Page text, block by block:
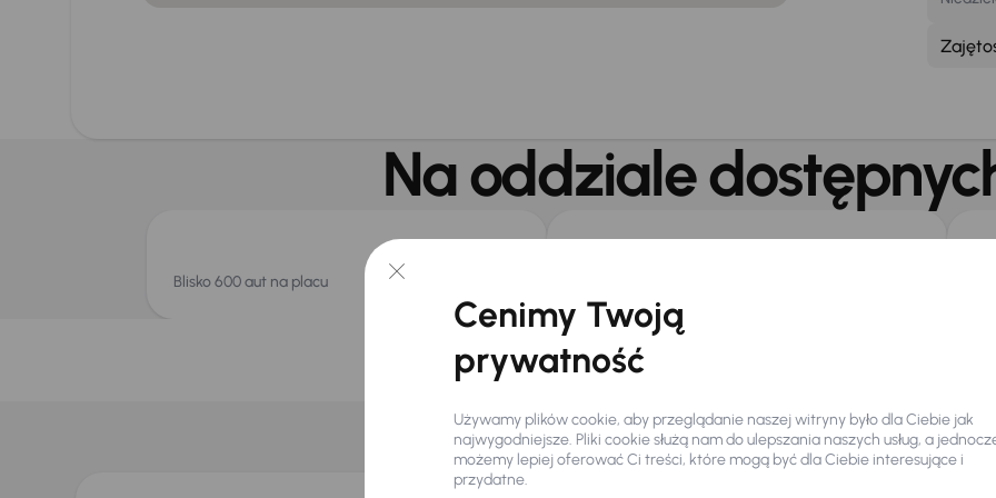
Na oddziale
Blisko 600 aut na placu
Galeria
Informacje o
Cenimy Twoją
prywatność
Używamy plików cookie, aby przeglądanie naszej witryny było dla Ciebie jak
najwygodniejsze. Pliki cookie służą nam do ulepszania naszych usług, a
możemy lepiej oferować Ci treści, które mogą być dla Ciebie interesujące i
przydatne.